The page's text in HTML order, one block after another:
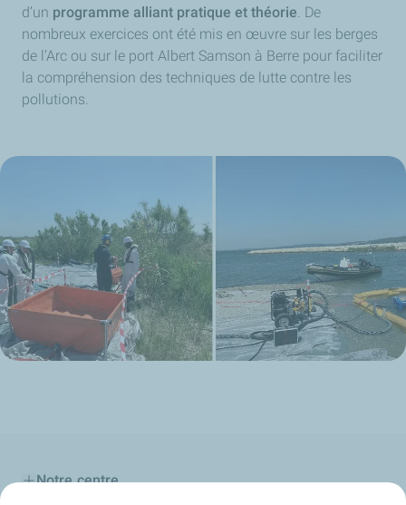
d’un programme alliant pratique et théorie. De
nombreux exercices ont été mis en œuvre sur les berges
de l’Arc ou sur le port Albert Samson à Berre pour faciliter
la compréhension des techniques de lutte contre les
pollutions.
Notre centre